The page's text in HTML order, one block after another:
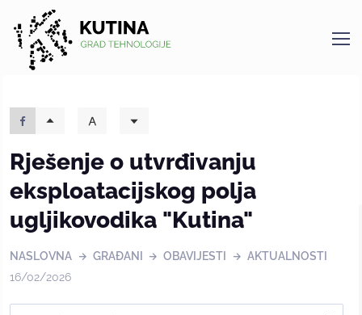
Kutina
Rješenje o utvrđivanju
eksploatacijskog polja
ugljikovodika "Kutina"
NASLOVNA GRAĐANI OBAVIJESTI
AKTUALNOSTI
16/02/2026